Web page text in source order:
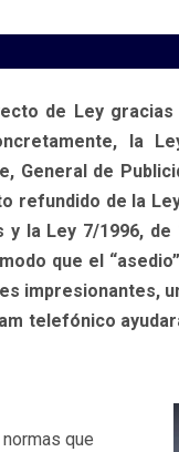
de Ley
la
General de
refundido de la
la Ley 7/1996, de
que el
impresionantes,
telefónico
que